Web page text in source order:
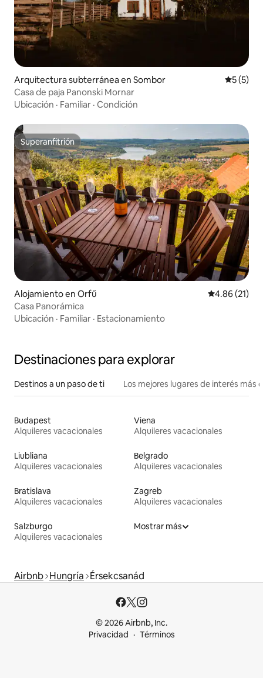
Arquitectura subterránea en Sombor
5 (5)
Casa de paja Panonski Mornar
Ubicación · Familiar · Condición
Superanfitrión
Superanfitrión
Alojamiento en Orfű Calificación
4.86 (21)
Casa Panorámica
Ubicación · Familiar · Estacionamiento
Destinaciones para explorar
Destinos a un paso de ti Los mejores lugares de interés más
Budapest
Alquileres vacacionales
Viena
Alquileres vacacionales
Liubliana
Alquileres vacacionales
Belgrado
Alquileres vacacionales
Bratislava
Alquileres vacacionales
Zagreb
Alquileres vacacionales
Salzburgo
Alquileres vacacionales
Mostrar más
Airbnb Hungría Érsekcsanád
© 2026 Airbnb, Inc.
Privacidad
Términos